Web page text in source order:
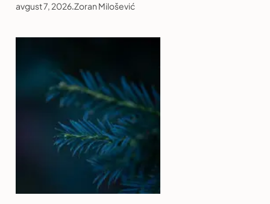
avgust 7, 2026.Zoran Milošević